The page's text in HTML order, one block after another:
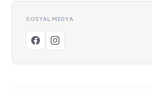
SOSYAL MEDYA